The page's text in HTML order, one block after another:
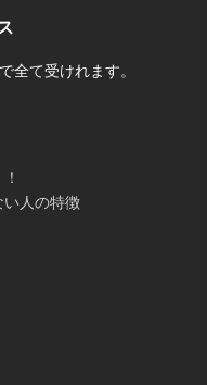
全て受けれます。
い人の特徴